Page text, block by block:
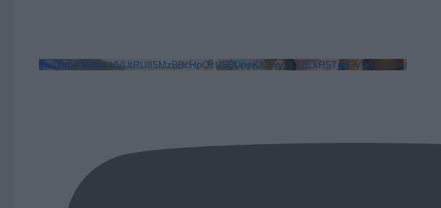
YouTube Video VVUtRU85MzBBcHpOcU5BUnpKX0wyV1ZBLkR5TmFiVWVZZDhv